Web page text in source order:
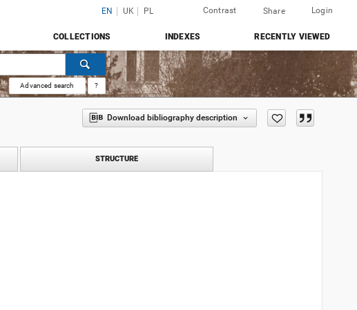
EN UK PL Contrast Share Login
COLLECTIONS INDEXES RECENTLY VIEWED
Advanced search ?
Download bibliography description
STRUCTURE